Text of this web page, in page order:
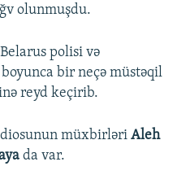
olunmuşdu.
polisi və
bir neçə müstəqil
reyd keçirib.
müxbirləri Aleh
da var.